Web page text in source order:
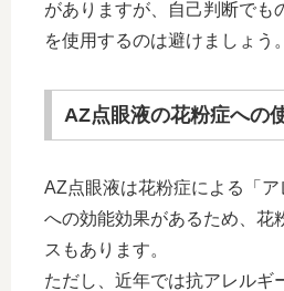
がありますが、自己判断でも
を使用するのは避けましょう。
AZ点眼液の花粉症への
AZ点眼液は花粉症による「ア
への効能効果があるため、花
スもあります。
ただし、近年では抗アレルギ